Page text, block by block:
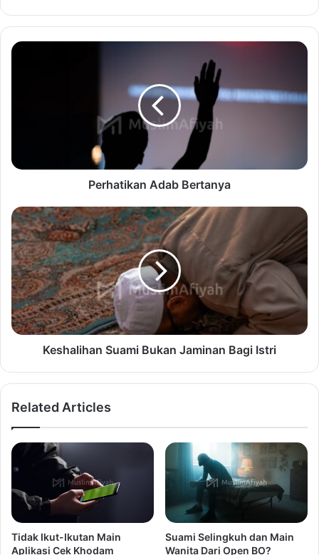
Perhatikan Adab Bertanya
Keshalihan Suami Bukan Jaminan Bagi Istri
Related Articles
Tidak Ikut-Ikutan Main
Aplikasi Cek Khodam
Suami Selingkuh dan Main
Wanita Dari Open BO?